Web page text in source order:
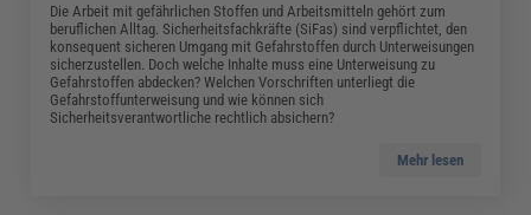
Die Arbeit mit gefährlichen Stoffen und Arbeitsmitteln gehört zum
beruflichen Alltag. Sicherheitsfachkräfte (SiFas) sind verpflichtet, den
konsequent sicheren Umgang mit Gefahrstoffen durch Unterweisungen
sicherzustellen. Doch welche Inhalte muss eine Unterweisung zu
Gefahrstoffen abdecken? Welchen Vorschriften unterliegt die
Gefahrstoffunterweisung und wie können sich
Sicherheitsverantwortliche rechtlich absichern?
Mehr lesen